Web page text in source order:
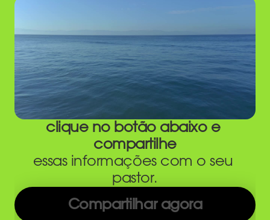
clique no botão abaixo e
compartilhe
essas informações com o seu
pastor.
Compartilhar agora